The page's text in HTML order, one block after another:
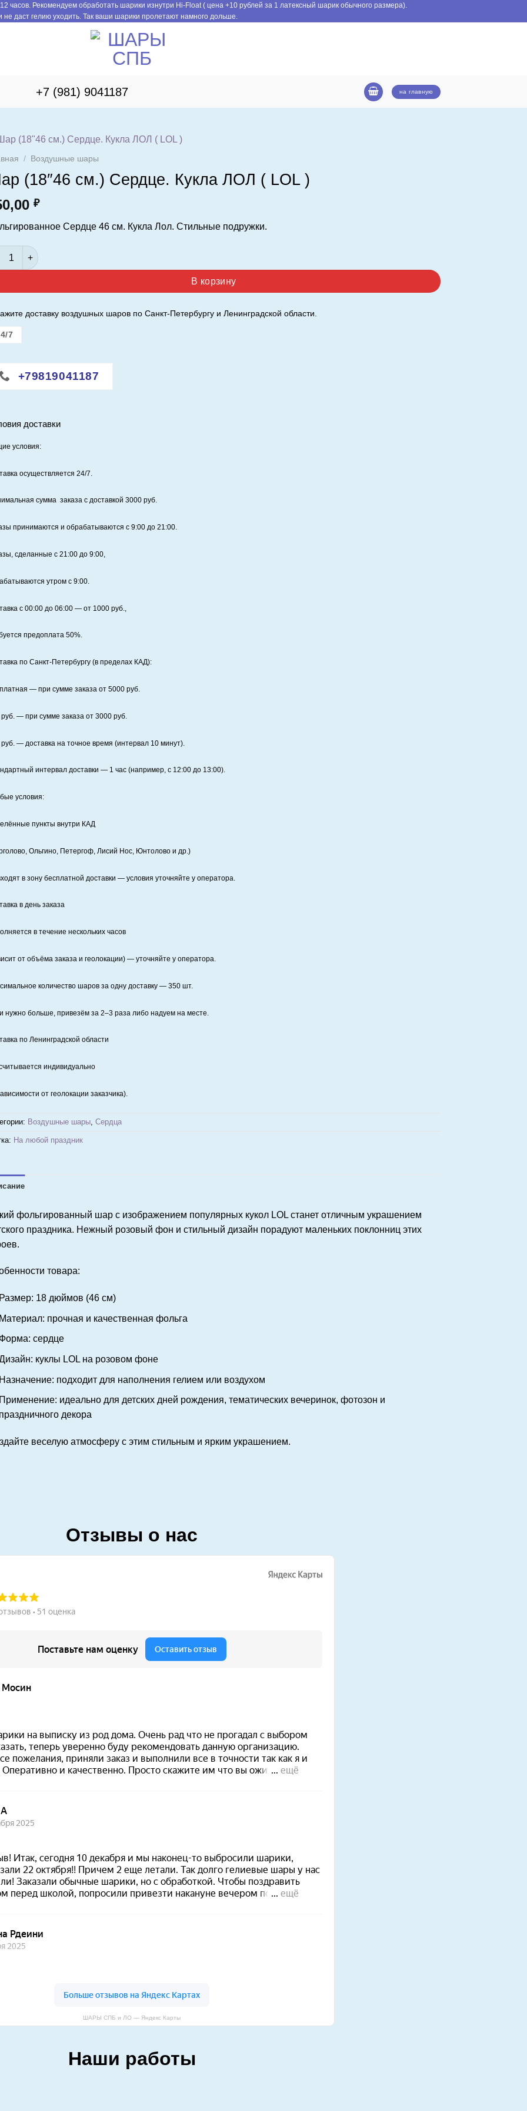
часов. Рекомендуем обработать шарики изнутри Hi-Float ( цена +10 рублей за 1 латексный шарик обычного размера).
даст гелию уходить. Так ваши шарики пролетают намного дольше.
+7 (981) 9041187 на главную
/ Воздушные шары
(18″46 см.) Сердце. Кукла ЛОЛ ( LOL )
₽
Сердце 46 см. Кукла Лол. Стильные подружки.
товара Шар (18"46 см.) Сердце. Кукла ЛОЛ ( LOL )
В корзину
доставку воздушных шаров по Санкт-Петербургу и Ленинградской области.
7
+79819041187
доставки
условия:
осуществляется 24/7
сумма заказа с доставкой 3000 руб.
принимаются и обрабатываются с 9:00 до 21:00.
сделанные с 21:00 до 9:00,
утром с 9:00.
с 00:00 до 06:00 — от 1000руб.,
предоплата 50%.
по Санкт‑Петербургу (в пределах КАД):
— при сумме заказа от 5000руб.
— при сумме заказа от 3000руб.
— доставка на точное время (интервал 10 минут).
интервал доставки — 1 час (например, с 12:00 до 13:00).
условия:
пункты внутри КАД
Ольгино, Петергоф, Лисий Нос, Юнтолово и др.)
в зону бесплатной доставки — условия уточняйте у оператора.
в день заказа
в течение нескольких часов
от объёма заказа и геолокации) — уточняйте у оператора.
количество шаров за одну доставку — 350 шт.
нужно больше, привезём за 2–3 раза либо надуем на месте.
по Ленинградской области
индивидуально
от геолокации заказчика).
Воздушные шары, Сердца
На любой праздник
фольгированный шар с изображением популярных кукол LOL станет отличным украшением
праздника. Нежный розовый фон и стильный дизайн порадуют маленьких поклонниц этих
товара:
18 дюймов (46 см)
прочная и качественная фольга
сердце
куклы LOL на розовом фоне
подходит для наполнения гелием или воздухом
идеально для детских дней рождения, тематических вечеринок, фотозон и
декора
веселую атмосферу с этим стильным и ярким украшением.
Отзывы о нас
ШАРЫ СПБ и ЛО — Яндекс Карты
Наши работы